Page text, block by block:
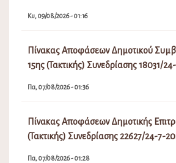
Κυ, 09/08/2026 - 01:16
Πίνακας Αποφάσεων Δημοτικού
15ης (Τακτικής) Συνεδρίασης 18031/
Πα, 07/08/2026 - 01:36
Πίνακας Αποφάσεων Δημοτικής
(Τακτικής) Συνεδρίασης 22627/24-7-
Πα, 07/08/2026 - 01:28